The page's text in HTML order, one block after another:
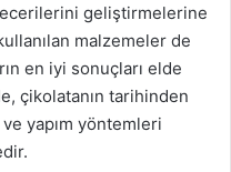
geliştirmelerine
malzemeler de
en iyi sonuçları elde
çikolatanın tarihinden
yapım yöntemleri